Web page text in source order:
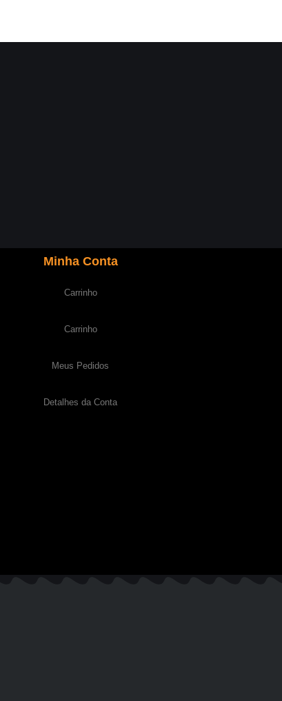
Minha Conta
Carrinho
Carrinho
Meus Pedidos
Detalhes da Conta